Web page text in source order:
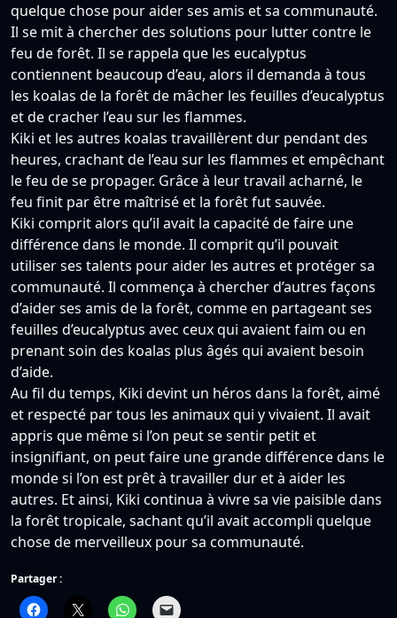
quelque chose pour aider ses amis et sa communauté.
Il se mit à chercher des solutions pour lutter contre le
feu de forêt. Il se rappela que les eucalyptus
contiennent beaucoup d’eau, alors il demanda à tous
les koalas de la forêt de mâcher les feuilles d’eucalyptus
et de cracher l’eau sur les flammes.
Kiki et les autres koalas travaillèrent dur pendant des
heures, crachant de l’eau sur les flammes et empêchant
le feu de se propager. Grâce à leur travail acharné, le
feu finit par être maîtrisé et la forêt fut sauvée.
Kiki comprit alors qu’il avait la capacité de faire une
différence dans le monde. Il comprit qu’il pouvait
utiliser ses talents pour aider les autres et protéger sa
communauté. Il commença à chercher d’autres façons
d’aider ses amis de la forêt, comme en partageant ses
feuilles d’eucalyptus avec ceux qui avaient faim ou en
prenant soin des koalas plus âgés qui avaient besoin
d’aide.
Au fil du temps, Kiki devint un héros dans la forêt, aimé
et respecté par tous les animaux qui y vivaient. Il avait
appris que même si l’on peut se sentir petit et
insignifiant, on peut faire une grande différence dans le
monde si l’on est prêt à travailler dur et à aider les
autres. Et ainsi, Kiki continua à vivre sa vie paisible dans
la forêt tropicale, sachant qu’il avait accompli quelque
chose de merveilleux pour sa communauté.
Partager :